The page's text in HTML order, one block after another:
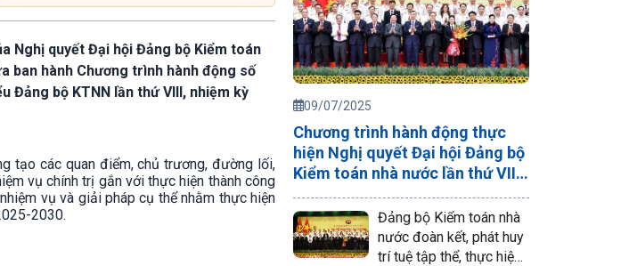
Nghị quyết Đại hội Đảng bộ Kiểm toán
ban hành Chương trình hành động số
Đảng bộ KTNN lần thứ VIII, nhiệm kỳ
tạo các quan điểm, chủ trương, đường lối,
vụ chính trị gắn với thực hiện thành công
vụ và giải pháp cụ thể nhằm thực hiện
2030.
09/07/2025
Chương trình hành động thực
hiện Nghị quyết Đại hội Đảng bộ
Kiểm toán nhà nước lần thứ VIII
nhiệm kỳ 2025-2030
Đảng bộ Kiểm toán nhà
nước đoàn kết, phát huy
trí tuệ tập thể, thực hiện